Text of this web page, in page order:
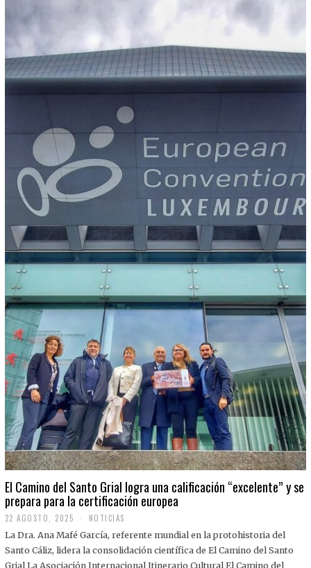
El Camino del Santo Grial logra una calificación “excelente” y se
prepara para la certificación europea
22 AGOSTO, 2025
2
A
G
O
NOTICIAS
La Dra. Ana Mafé García, referente mundial en la protohistoria del
Santo Cáliz, lidera la consolidación científica de El Camino del Santo
Grial La Asociación Internacional Itinerario Cultural El Camino del